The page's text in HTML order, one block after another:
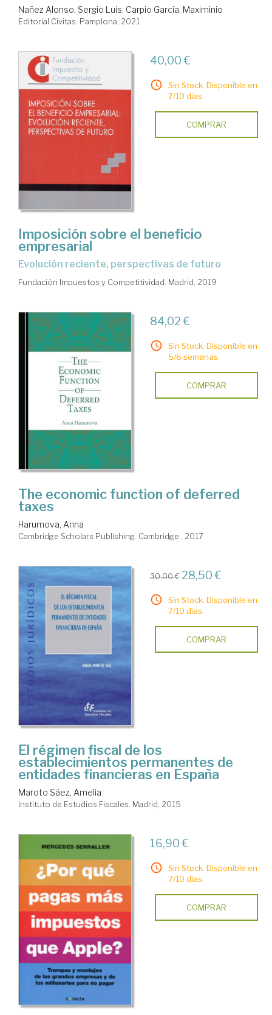
Nañez Alonso, Sergio Luis; Carpio García, Maximinio
Editorial Civitas. Pamplona, 2021
40,00 €
Sin Stock. Disponible en
7/10 días.
COMPRAR
Imposición sobre el beneficio
empresarial
evolución reciente, perspectivas de futuro
Fundación Impuestos y Competitividad. Madrid, 2019
84,02 €
Sin Stock. Disponible en
5/6 semanas.
COMPRAR
The economic function of deferred
taxes
Harumova, Anna
Cambridge Scholars Publishing. Cambridge , 2017
30,00 € 28,50 €
Sin Stock. Disponible en
7/10 días.
COMPRAR
El régimen fiscal de los
establecimientos permanentes de
entidades financieras en España
Maroto Sáez, Amelia
Instituto de Estudios Fiscales. Madrid, 2015
16,90 €
Sin Stock. Disponible en
7/10 días.
COMPRAR